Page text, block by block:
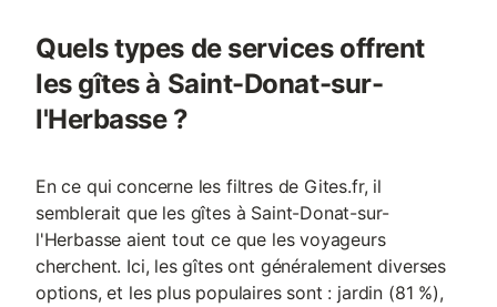
Quels types de services offrent
les gîtes à Saint-Donat-sur-
l'Herbasse ?
En ce qui concerne les filtres de Gites.fr, il
semblerait que les gîtes à Saint-Donat-sur-
l'Herbasse aient tout ce que les voyageurs
cherchent. Ici, les gîtes ont généralement diverses
options, et les plus populaires sont : jardin (81 %),